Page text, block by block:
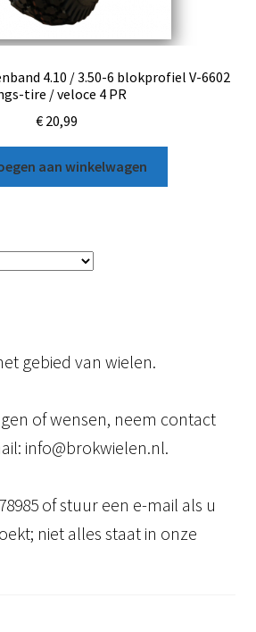
4.10 / 3.50-6 blokprofiel V-6602
tire / veloce 4 PR
€20,99
aan winkelwagen
gebied van wielen.
of wensen, neem contact
info@brokwielen.nl.
of stuur een e-mail als u
niet alles staat in onze